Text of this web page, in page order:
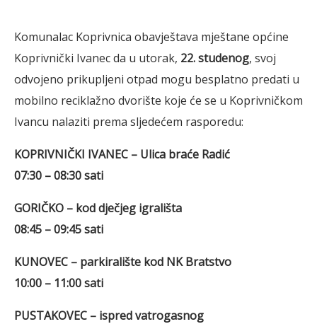
Komunalac Koprivnica obavještava mještane općine
Koprivnički Ivanec da u utorak, 22. studenog, svoj
odvojeno prikupljeni otpad mogu besplatno predati u
mobilno reciklažno dvorište koje će se u Koprivničkom
Ivancu nalaziti prema sljedećem rasporedu:
KOPRIVNIČKI IVANEC – Ulica braće Radić
07:30 – 08:30 sati
GORIČKO – kod dječjeg igrališta
08:45 – 09:45 sati
KUNOVEC – parkiralište kod NK Bratstvo
10:00 – 11:00 sati
PUSTAKOVEC – ispred vatrogasnog